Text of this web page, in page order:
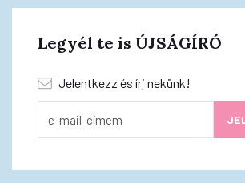
Legyél te is ÚJSÁGÍRÓ
Jelentkezz és írj nekünk!